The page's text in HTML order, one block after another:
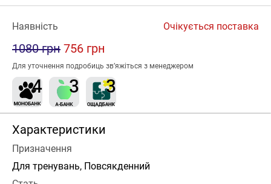
Наявність Очікується поставка
1080 грн 756 грн
Для уточнення подробиць зв’яжіться з менеджером
Характеристики
Призначення
Для тренувань, Повсякденний